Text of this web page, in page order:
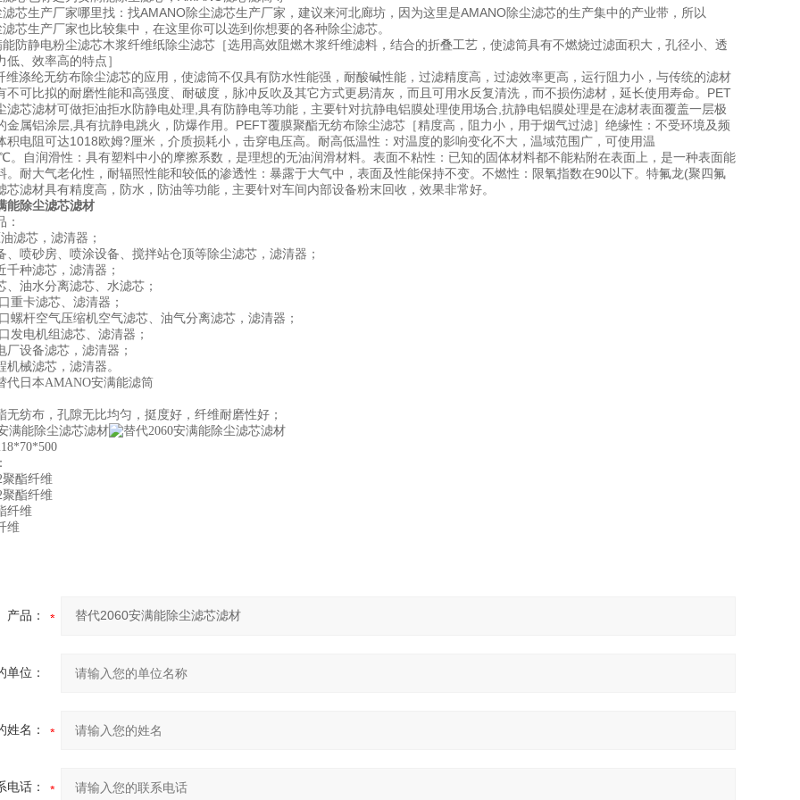
滤芯生产厂家哪里找：找AMANO除尘滤芯生产厂家，建议来河北廊坊，因为这里是AMANO除尘滤芯的生产集中的产业带，所以
芯生产厂家也比较集中，在这里你可以选到你想要的各种除尘滤芯。
能防静电粉尘滤芯木浆纤维纸除尘滤芯［选用高效阻燃木浆纤维滤料，结合的折叠工艺，使滤筒具有不燃烧过滤面积大，孔径小、透
低、效率高的特点］
维涤纶无纺布除尘滤芯的应用，使滤筒不仅具有防水性能强，耐酸碱性能，过滤精度高，过滤效率更高，运行阻力小，与传统的滤材
不可比拟的耐磨性能和高强度、耐破度，脉冲反吹及其它方式更易清灰，而且可用水反复清洗，而不损伤滤材，延长使用寿命。PET
滤芯滤材可做拒油拒水防静电处理,具有防静电等功能，主要针对抗静电铝膜处理使用场合,抗静电铝膜处理是在滤材表面覆盖一层极
金属铝涂层,具有抗静电跳火，防爆作用。PEFT覆膜聚酯无纺布除尘滤芯［精度高，阻力小，用于烟气过滤］绝缘性：不受环境及频
积电阻可达1018欧姆?厘米，介质损耗小，击穿电压高。耐高低温性：对温度的影响变化不大，温域范围广，可使用温
。自润滑性：具有塑料中小的摩擦系数，是理想的无油润滑材料。表面不粘性：已知的固体材料都不能粘附在表面上，是一种表面能
。耐大气老化性，耐辐照性能和较低的渗透性：暴露于大气中，表面及性能保持不变。不燃性：限氧指数在90以下。特氟龙(聚四氟
芯滤材具有精度高，防水，防油等功能，主要针对车间内部设备粉末回收，效果非常好。
能除尘滤芯滤材
：
滤芯，滤清器；
、喷砂房、喷涂设备、搅拌站仓顶等除尘滤芯，滤清器；
千种滤芯，滤清器；
、油水分离滤芯、水滤芯；
重卡滤芯、滤清器；
螺杆空气压缩机空气滤芯、油气分离滤芯，滤清器；
发电机组滤芯、滤清器；
厂设备滤芯，滤清器；
机械滤芯，滤清器。
代日本AMANO安满能滤筒
无纺布，孔隙无比均匀，挺度好，纤维耐磨性好；
聚酯纤维
聚酯纤维
纤维
维
产品：
单位：
姓名：
电话：